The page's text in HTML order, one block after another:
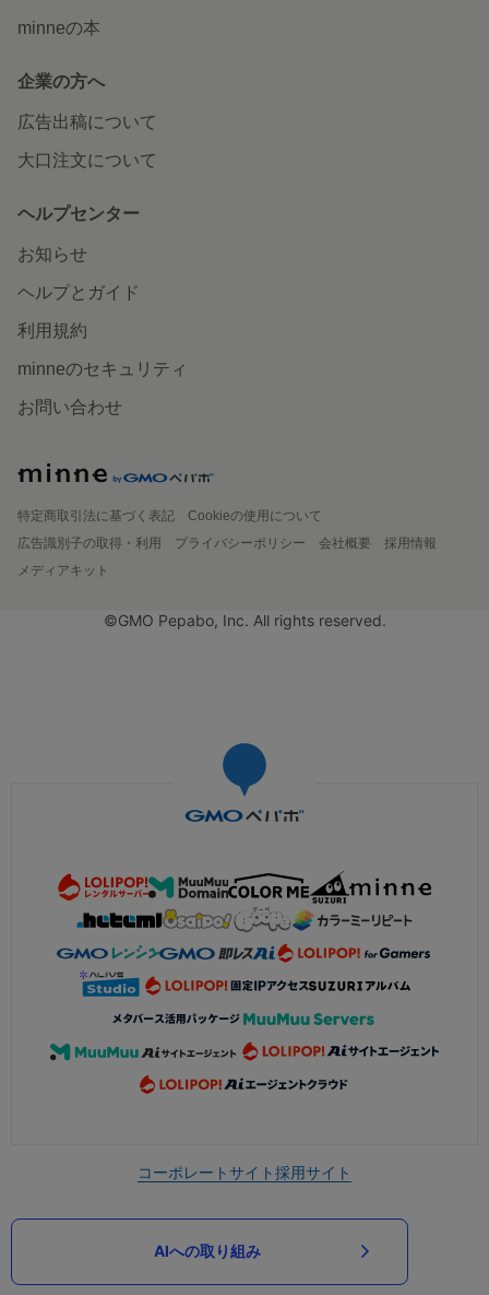
minneの本
企業の方へ
広告出稿について
大口注文について
ヘルプセンター
お知らせ
ヘルプとガイド
利用規約
minneのセキュリティ
お問い合わせ
特定商取引法に基づく表記
Cookieの使用について
広告識別子の取得・利用
プライバシーポリシー 会社概要
採用情報
メディアキット
©GMO Pepabo, Inc. All rights reserved.
コーポレートサイト採用サイト
AIへの取り組み